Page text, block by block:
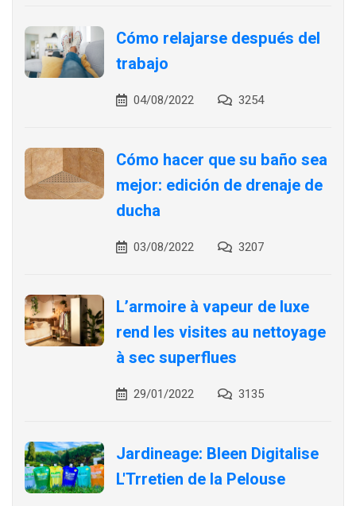
Cómo relajarse después del
trabajo
04/08/2022 3254
Cómo hacer que su baño sea
mejor: edición de drenaje de
ducha
03/08/2022 3207
L’armoire à vapeur de luxe
rend les visites au nettoyage
à sec superflues
29/01/2022 3135
Jardineage: Bleen Digitalise
L'Trretien de la Pelouse